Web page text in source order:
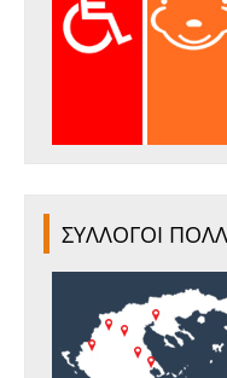
ΣΥΛΛΟΓΟΙ